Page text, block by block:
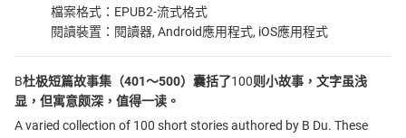
檔案格式：EPUB2-流式格式
閱讀裝置：閱讀器, Android應用程式, iOS應用程式
B杜极短篇故事集（401～500）囊括了100则小故事，文字虽浅
显，但寓意颇深，值得一读。
A varied collection of 100 short stories authored by B Du. These